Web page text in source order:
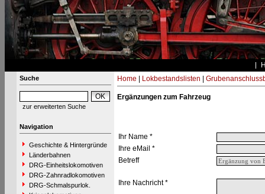
Suche
zur erweiterten Suche
Navigation
Geschichte & Hintergründe
Länderbahnen
DRG-Einheitslokomotiven
DRG-Zahnradlokomotiven
DRG-Schmalspurlok.
Home Lokbestandslisten
Ergänzungen zum Fahrzeug
Ihr Name *
Ihre eMail *
Betreff
Ihre Nachricht *